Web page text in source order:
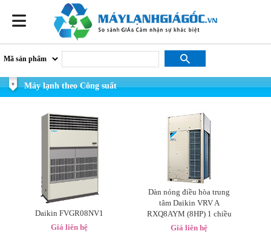
Máy lạnh theo Công suất
Daikin FVGR08NV1
Giá liên hệ
Dàn nóng điều hòa trung
tâm Daikin VRV A
RXQ8AYM (8HP) 1 chiều
Giá liên hệ